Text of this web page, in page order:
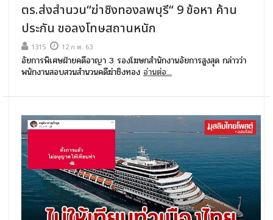
ตร.ส่งสำนวน“ฆ่าชิงทองลพบุรี“ 9 ข้อหา ค้าน
ประกัน ขอลงโทษสถานหนัก
1315 12 ก.พ. 63
อัยการพิเศษฝ่ายคดีอาญา 3 รองโฆษกสำนักงานอัยการสูงสุด กล่าวว่า
พนักงานสอบสวนสำนวนคดีฆ่าชิงทอง อ่านต่อ...